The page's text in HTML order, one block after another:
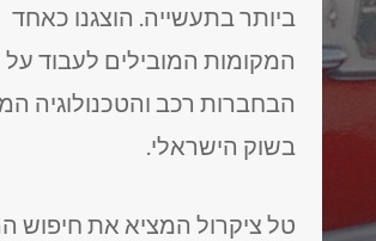
ביותר בתעשייה. הוצגנו כאחד
המקומות המובילים לעבוד על
הבחברות רכב והטכנולוגיה
בשוק הישראלי.
טל ציקרול המציא את חיפוש